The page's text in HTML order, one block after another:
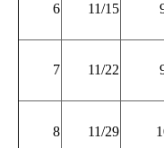
6 11/15
7 11/22
8 11/29